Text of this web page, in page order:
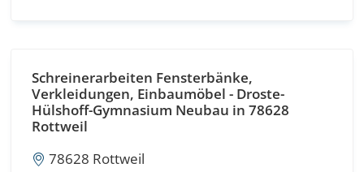
Schreinerarbeiten Fensterbänke,
Verkleidungen, Einbaumöbel - Droste-
Hülshoff-Gymnasium Neubau in 78628
Rottweil
78628 Rottweil